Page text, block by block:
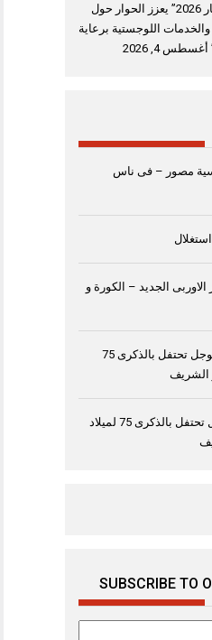
“منتدى الشارقة للاستثمار 2026” يعزز الحوار حول
اللوجستية برعاية
أغسطس 4, 2026
مصور – فى ناس
استغلال
الجديد – الكورة و
جوجل تحتفل بالذكرى 75
الشريف
جوجل تحتفل بالذكرى 75 لميلاد
SUBSCRIBE TO